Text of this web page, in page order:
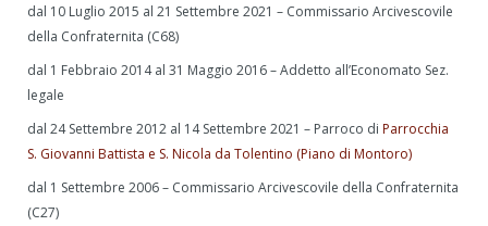
dal 10 Luglio 2015 al 21 Settembre 2021 – Commissario Arcivescovile
della Confraternita (C68)
dal 1 Febbraio 2014 al 31 Maggio 2016 – Addetto all’Economato Sez.
legale
dal 24 Settembre 2012 al 14 Settembre 2021 – Parroco di Parrocchia
S. Giovanni Battista e S. Nicola da Tolentino (Piano di Montoro)
dal 1 Settembre 2006 – Commissario Arcivescovile della Confraternita
(C27)